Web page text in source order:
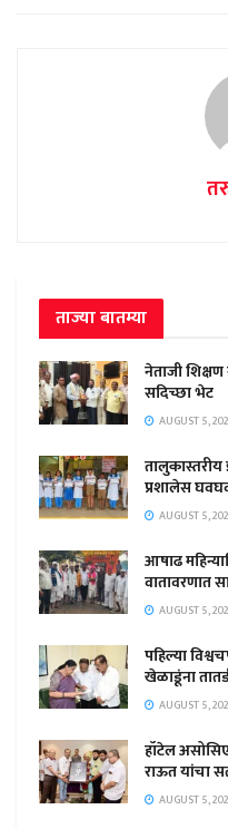
ताज्या बातम्या
नेताजी
सदिच्छा भेट
AUGUST 5,
तालुकास्तरीय
प्रशालेस
AUGUST 5,
आषाढ
वातावरणात
AUGUST 5,
पहिल्या
खेळाडूंना
AUGUST 5,
हॉटेल
राऊत यांचा
AUGUST 5,